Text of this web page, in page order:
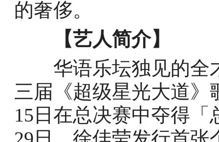
的奢侈。
【艺人简介】
华语乐坛独见的全
三届《超级星光大道》
15日在总决赛中夺得「